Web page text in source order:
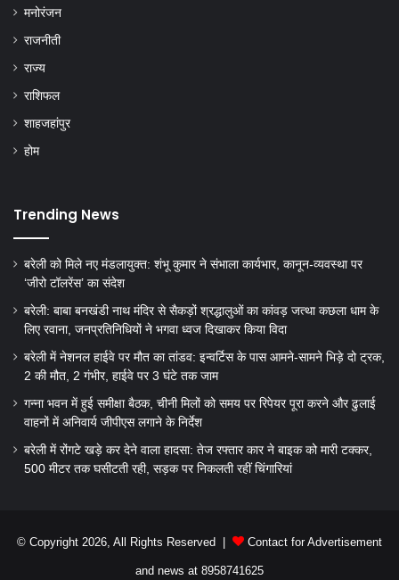
मनोरंजन
राजनीती
राज्य
राशिफल
शाहजहांपुर
होम
Trending News
बरेली को मिले नए मंडलायुक्त: शंभू कुमार ने संभाला कार्यभार, कानून-व्यवस्था पर
‘जीरो टॉलरेंस’ का संदेश
बरेली: बाबा बनखंडी नाथ मंदिर से सैकड़ों श्रद्धालुओं का कांवड़ जत्था कछला धाम के
लिए रवाना, जनप्रतिनिधियों ने भगवा ध्वज दिखाकर किया विदा
बरेली में नेशनल हाईवे पर मौत का तांडव: इन्वर्टिस के पास आमने-सामने भिड़े दो ट्रक,
2 की मौत, 2 गंभीर, हाईवे पर 3 घंटे तक जाम
गन्ना भवन में हुई समीक्षा बैठक, चीनी मिलों को समय पर रिपेयर पूरा करने और ढुलाई
वाहनों में अनिवार्य जीपीएस लगाने के निर्देश
बरेली में रोंगटे खड़े कर देने वाला हादसा: तेज रफ्तार कार ने बाइक को मारी टक्कर,
500 मीटर तक घसीटती रही, सड़क पर निकलती रहीं चिंगारियां
© Copyright 2026, All Rights Reserved | Contact for Advertisement
and news at 8958741625